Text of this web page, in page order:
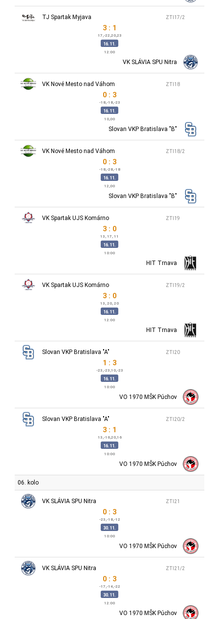
ZTI17/2
TJ Spartak Myjava
3 : 1
17,-22,20,23
16.11.
12:00
VK SLÁVIA SPU Nitra
ZTI18
VK Nové Mesto nad Váhom
0 : 3
-18,-18,-23
16.11.
10,00
Slovan VKP Bratislava "B"
ZTI18/2
VK Nové Mesto nad Váhom
0 : 3
-18,-28,-18
16.11.
12,00
Slovan VKP Bratislava "B"
ZTI19
VK Spartak UJS Komárno
3 : 0
13, 17, 11
16.11.
10:00
HIT Trnava
ZTI19/2
VK Spartak UJS Komárno
3 : 0
13, 20, 20
16.11.
12:00
HIT Trnava
ZTI20
Slovan VKP Bratislava "A"
1 : 3
-23,-23,10,-23
16.11.
10:00
VO 1970 MŠK Púchov
ZTI20/2
Slovan VKP Bratislava "A"
3 : 1
13,-16,20,16
16.11.
10:00
VO 1970 MŠK Púchov
06. kolo
ZTI21
VK SLÁVIA SPU Nitra
0 : 3
-23,-18,-12
30.11.
10:00
VO 1970 MŠK Púchov
ZTI21/2
VK SLÁVIA SPU Nitra
0 : 3
-17,-14,-22
30.11.
12:00
VO 1970 MŠK Púchov